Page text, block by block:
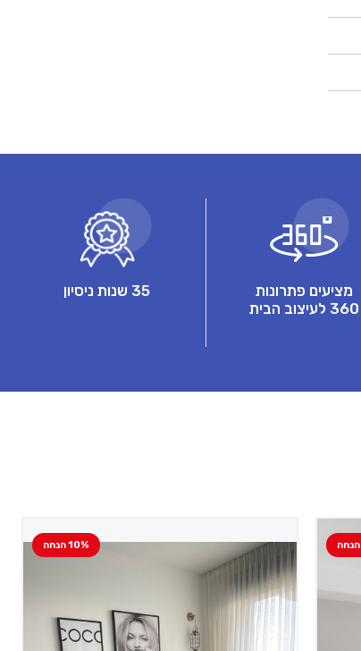
מציעים פתרונות
360 לעיצוב הבית
35 שנות ניסיון
10% הנחה